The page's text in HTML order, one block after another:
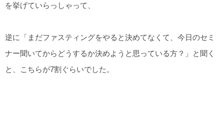
を挙げていらっしゃって、
逆に「まだファスティングをやると決めてなくて、今日のセミ
ナー聞いてからどうするか決めようと思っている方？」と聞く
と、こちらが7割ぐらいでした。